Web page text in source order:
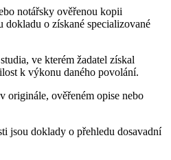
notářsky ověřenou kopii
dokladu o získané specializované
ve kterém žadatel získal
k výkonu daného povolání.
originále, ověřeném opise nebo
jsou doklady o přehledu dosavadní